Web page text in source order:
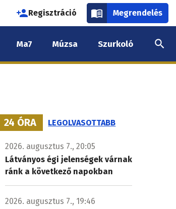
Regisztráció Megrendelés
Ma7 Múzsa Szurkoló
24 ÓRA LEGOLVASOTTABB
2026. augusztus 7., 20:05
Látványos égi jelenségek várnak
ránk a következő napokban
2026. augusztus 7., 19:46